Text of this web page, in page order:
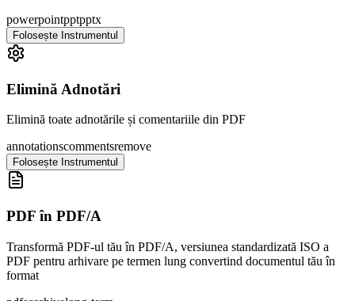
powerpointpptpptx
Folosește Instrumentul
Elimină Adnotări
Elimină toate adnotările și comentariile din PDF
annotationscommentsremove
Folosește Instrumentul
PDF în PDF/A
Transformă PDF-ul tău în PDF/A, versiunea standardizată ISO a
PDF pentru arhivare pe termen lung convertind documentul tău în
format